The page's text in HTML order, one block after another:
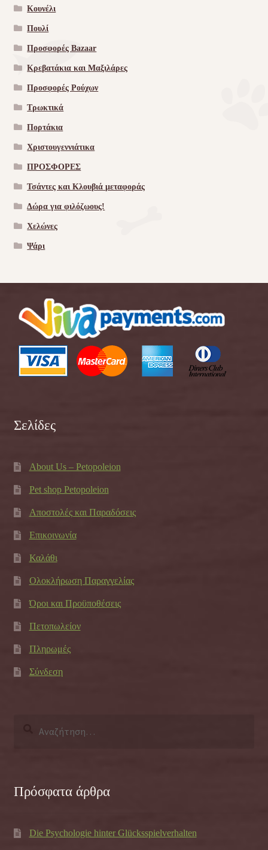
Κουνέλι
Πουλί
Προσφορές Bazaar
Κρεβατάκια και Μαξιλάρες
Προσφορές Ρούχων
Τρωκτικά
Πορτάκια
Χριστουγεννιάτικα
ΠΡΟΣΦΟΡΕΣ
Τσάντες και Κλουβιά μεταφοράς
Δώρα για φιλόζωους!
Χελώνες
Ψάρι
Σελίδες
About Us – Petopoleion
Pet shop Petopoleion
Αποστολές και Παραδόσεις
Επικοινωνία
Καλάθι
Ολοκλήρωση Παραγγελίας
Όροι και Προϋποθέσεις
Πετοπωλείον
Πληρωμές
Σύνδεση
Πρόσφατα άρθρα
Die Psychologie hinter Glücksspielverhalten